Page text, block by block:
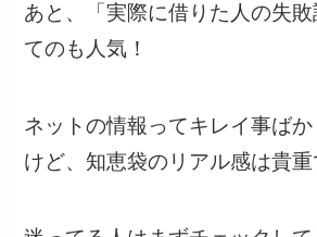
あと、「実際に借りた人の失
てのも人気！
ネットの情報ってキレイ事ば
けど、知恵袋のリアル感は貴重